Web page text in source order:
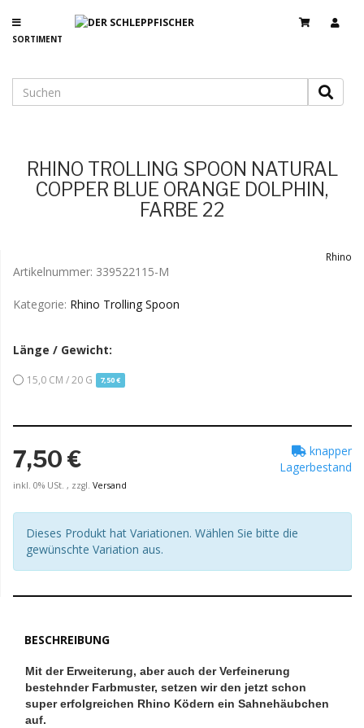
SORTIMENT
RHINO TROLLING SPOON NATURAL
COPPER BLUE ORANGE DOLPHIN,
FARBE 22
Rhino
Artikelnummer: 339522115-M
Kategorie: Rhino Trolling Spoon
Länge / Gewicht:
15,0 CM / 20 G 7,50 €
7,50 €
inkl. 0% USt. , zzgl. Versand
knapper
Lagerbestand
Dieses Produkt hat Variationen. Wählen Sie bitte die
gewünschte Variation aus.
BESCHREIBUNG
Mit der Erweiterung, aber auch der Verfeinerung
bestehnder Farbmuster, setzen wir den jetzt schon
super erfolgreichen Rhino Ködern ein Sahnehäubchen
auf.